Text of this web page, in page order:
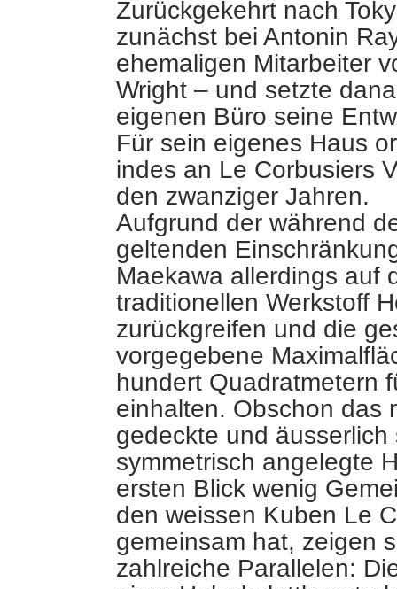
Zurückgekehrt nach
zunächst bei Antonin
ehemaligen Mitarbeiter
Wright – und setzte
eigenen Büro seine
Für sein eigenes Haus
indes an Le Corbusiers
den zwanziger Jahren.
Aufgrund der während
geltenden
Maekawa allerdings auf
traditionellen Werkstoff
zurückgreifen und die
vorgegebene
hundert Quadratmetern
einhalten. Obschon das
gedeckte und äusserlich
symmetrisch angelegte
ersten Blick wenig
den weissen Kuben Le
gemeinsam hat, zeigen
zahlreiche Parallelen: